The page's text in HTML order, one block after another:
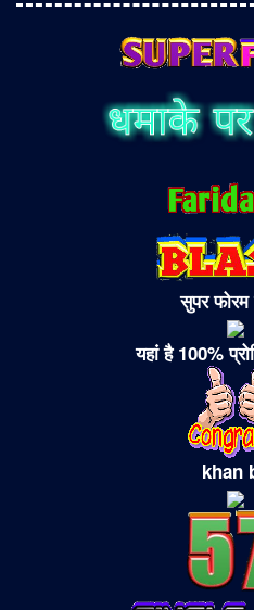
सुपर फोरम
यहां है 100%
khan